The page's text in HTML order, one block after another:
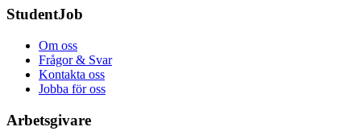
StudentJob
Om oss
Frågor & Svar
Kontakta oss
Jobba för oss
Arbetsgivare